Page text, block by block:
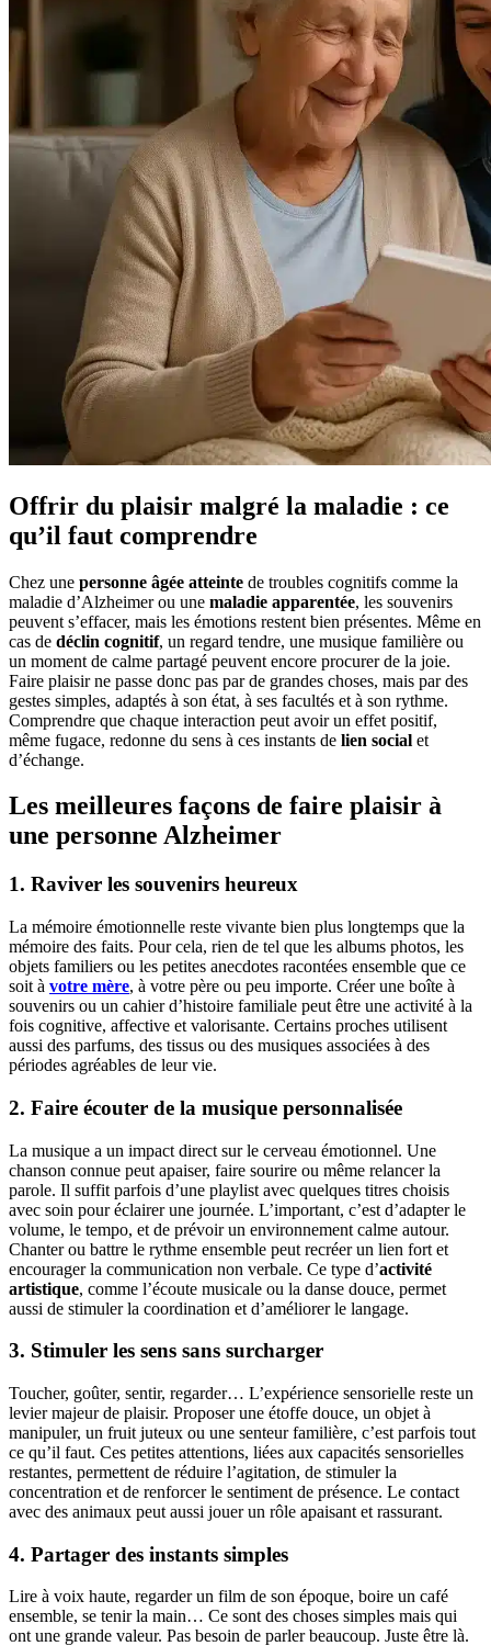
Offrir du plaisir malgré la maladie : ce
qu’il faut comprendre
Chez une personne âgée atteinte de troubles cognitifs comme la
maladie d’Alzheimer ou une maladie apparentée, les souvenirs
peuvent s’effacer, mais les émotions restent bien présentes. Même en
cas de déclin cognitif, un regard tendre, une musique familière ou
un moment de calme partagé peuvent encore procurer de la joie.
Faire plaisir ne passe donc pas par de grandes choses, mais par des
gestes simples, adaptés à son état, à ses facultés et à son rythme.
Comprendre que chaque interaction peut avoir un effet positif,
même fugace, redonne du sens à ces instants de lien social et
d’échange.
Les meilleures façons de faire plaisir à
une personne Alzheimer
1. Raviver les souvenirs heureux
La mémoire émotionnelle reste vivante bien plus longtemps que la
mémoire des faits. Pour cela, rien de tel que les albums photos, les
objets familiers ou les petites anecdotes racontées ensemble que ce
soit à votre mère, à votre père ou peu importe. Créer une boîte à
souvenirs ou un cahier d’histoire familiale peut être une activité à la
fois cognitive, affective et valorisante. Certains proches utilisent
aussi des parfums, des tissus ou des musiques associées à des
périodes agréables de leur vie.
2. Faire écouter de la musique personnalisée
La musique a un impact direct sur le cerveau émotionnel. Une
chanson connue peut apaiser, faire sourire ou même relancer la
parole. Il suffit parfois d’une playlist avec quelques titres choisis
avec soin pour éclairer une journée. L’important, c’est d’adapter le
volume, le tempo, et de prévoir un environnement calme autour.
Chanter ou battre le rythme ensemble peut recréer un lien fort et
encourager la communication non verbale. Ce type d’activité
artistique, comme l’écoute musicale ou la danse douce, permet
aussi de stimuler la coordination et d’améliorer le langage.
3. Stimuler les sens sans surcharger
Toucher, goûter, sentir, regarder… L’expérience sensorielle reste un
levier majeur de plaisir. Proposer une étoffe douce, un objet à
manipuler, un fruit juteux ou une senteur familière, c’est parfois tout
ce qu’il faut. Ces petites attentions, liées aux capacités sensorielles
restantes, permettent de réduire l’agitation, de stimuler la
concentration et de renforcer le sentiment de présence. Le contact
avec des animaux peut aussi jouer un rôle apaisant et rassurant.
4. Partager des instants simples
Lire à voix haute, regarder un film de son époque, boire un café
ensemble, se tenir la main… Ce sont des choses simples mais qui
ont une grande valeur. Pas besoin de parler beaucoup. Juste être là.